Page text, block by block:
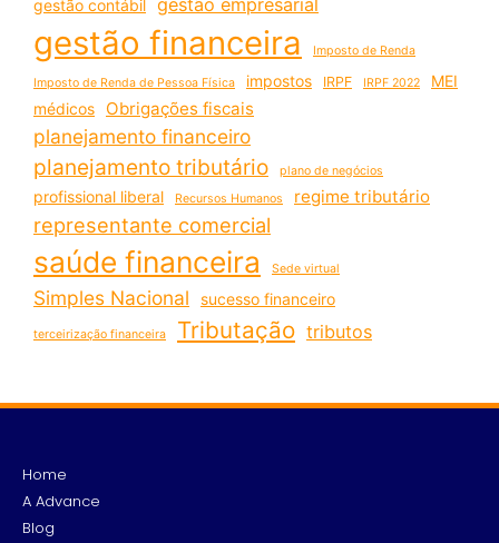
gestão contábil gestão empresarial
gestão financeira Imposto de Renda
Imposto de Renda de Pessoa Física impostos IRPF IRPF 2022
MEI
médicos
Obrigações fiscais
planejamento financeiro
planejamento tributário plano de negócios
profissional liberal Recursos Humanos regime tributário
representante comercial
saúde financeira Sede virtual
Simples Nacional sucesso financeiro
terceirização financeira Tributação tributos
Home
A Advance
Blog